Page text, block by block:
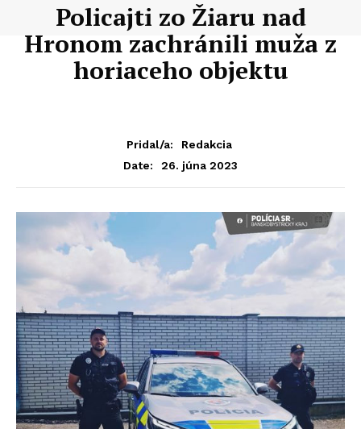
Policajti zo Žiaru nad
Hronom zachránili muža z
horiaceho objektu
Pridal/a:
Redakcia
Date:
26. júna 2023